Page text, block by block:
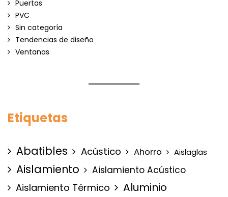
Puertas
PVC
Sin categoría
Tendencias de diseño
Ventanas
Etiquetas
Abatibles Acústico Ahorro Aislaglas
Aislamiento Aislamiento Acústico
Aislamiento Térmico Aluminio